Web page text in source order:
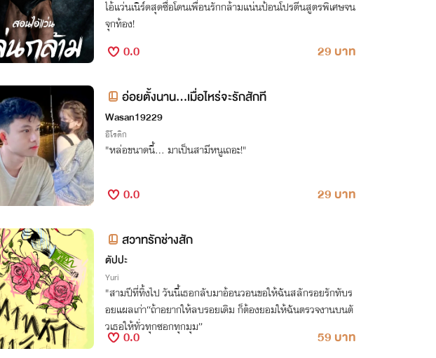
ไอ้แว่นเนิร์ดสุดซื่อโดนเพื่อนรักกล้ามแน่นป้อนโปรตีนสูตรพิเศษจน
จุกท้อง!
0.0 29 บาท
อ่อยตั้งนาน...เมื่อไหร่จะรักสักที
Wasan19229
อีโรติก
"หล่อขนาดนี้... มาเป็นสามีหนูเถอะ!"
0.0 29 บาท
สวาทรักช่างสัก
ตัปปะ
Yuri
"สามปีที่ทิ้งไป วันนี้เธอกลับมาอ้อนวอนขอให้ฉันสลักรอยรักทับร
อยแผลเก่า“ถ้าอยากให้ลบรอยเดิม ก็ต้องยอมให้ฉันตรวจงานบนตั
วเธอให้ทั่วทุกซอกทุกมุม”
0.0 59 บาท